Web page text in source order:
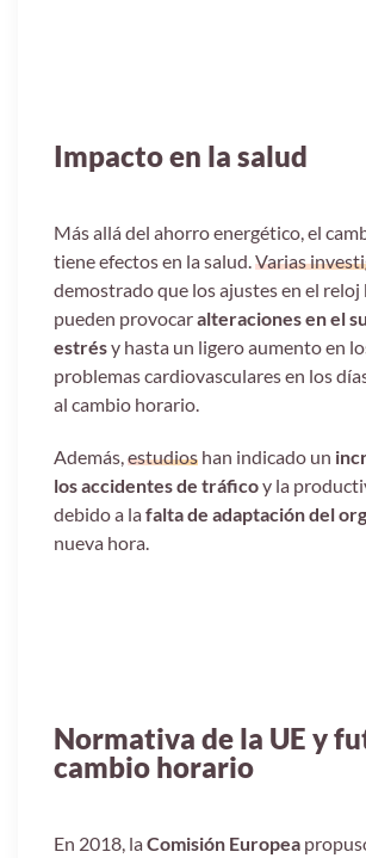
Impacto en la salud
Más allá del ahorro energético, el
tiene efectos en la salud. Varias
demostrado que los ajustes en el
pueden provocaralteraciones en el
estrésy hasta un ligero aumento en
problemas cardiovasculares en los
al cambio horario.
Además, estudios han indicado un
los accidentes de tráficoy la
debido a lafalta de adaptación del
nueva hora.
Normativa de la UE y
cambio horario
En 2018, laComisión Europea